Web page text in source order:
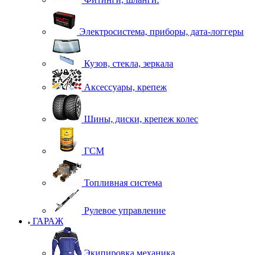
Электросистема, приборы, дата-логгеры
Кузов, стекла, зеркала
Аксессуары, крепеж
Шины, диски, крепеж колес
ГСМ
Топливная система
Рулевое управление
ГАРАЖ
Экипировка механика